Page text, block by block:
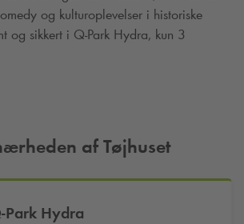
og kulturoplevelser i historiske
og sikkert i Q-Park Hydra, kun 3
af Tøjhuset
Park Hydra